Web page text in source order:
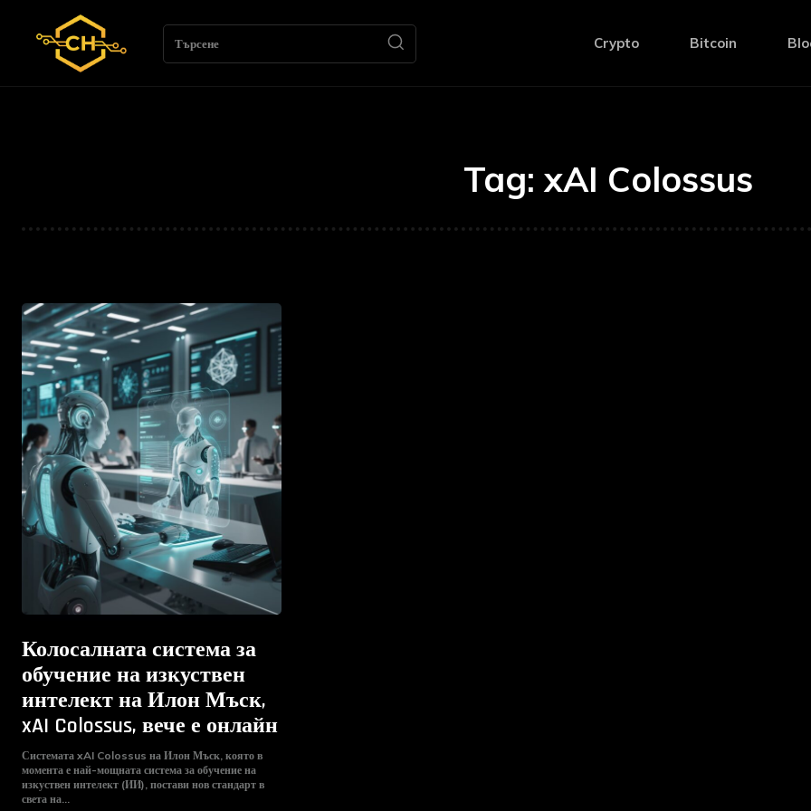
Търсене Crypto Bitcoin
Tag: xAI Colossus
Колосалната система за
обучение на изкуствен
интелект на Илон Мъск,
xAI Colossus, вече е онлайн
Системата xAI Colossus на Илон Мъск, която в
момента е най-мощната система за обучение на
изкуствен интелект (ИИ), постави нов стандарт в
света на...